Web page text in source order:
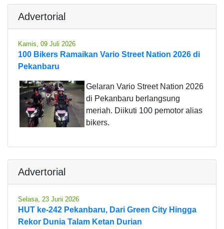
Advertorial
Kamis, 09 Juli 2026
100 Bikers Ramaikan Vario Street Nation 2026 di
Pekanbaru
Gelaran Vario Street Nation 2026
di Pekanbaru berlangsung
meriah. Diikuti 100 pemotor alias
bikers.
Advertorial
Selasa, 23 Juni 2026
HUT ke-242 Pekanbaru, Dari Green City Hingga
Rekor Dunia Talam Ketan Durian